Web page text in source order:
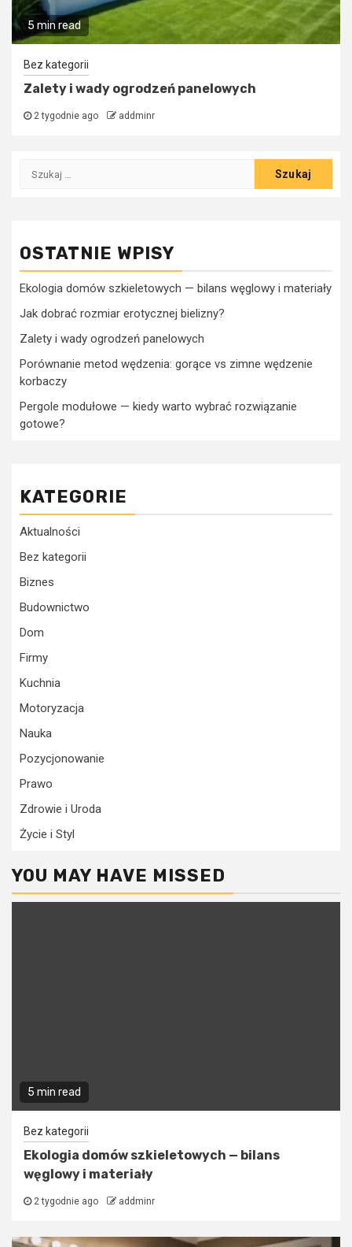
5 min read
Bez kategorii
Zalety i wady ogrodzeń panelowych
2 tygodnie ago addminr
Szukaj:
OSTATNIE WPISY
Ekologia domów szkieletowych — bilans węglowy i materiały
Jak dobrać rozmiar erotycznej bielizny?
Zalety i wady ogrodzeń panelowych
Porównanie metod wędzenia: gorące vs zimne wędzenie
korbaczy
Pergole modułowe — kiedy warto wybrać rozwiązanie
gotowe?
KATEGORIE
Aktualności
Bez kategorii
Biznes
Budownictwo
Dom
Firmy
Kuchnia
Motoryzacja
Nauka
Pozycjonowanie
Prawo
Zdrowie i Uroda
Życie i Styl
YOU MAY HAVE MISSED
5 min read
Bez kategorii
Ekologia domów szkieletowych — bilans
węglowy i materiały
2 tygodnie ago addminr